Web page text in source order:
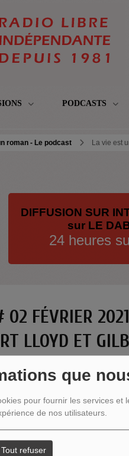
que
pour fournir les services et
de nos utilisateurs.
Tout refuser
PODCASTS
roman - Le podcast La vie est
DIFFUSION SUR
sur LE
24 heures
02 FÉVRIER
LLOYD ET